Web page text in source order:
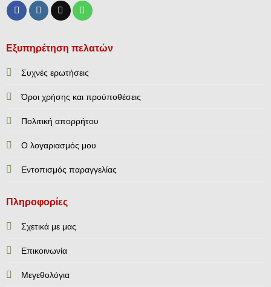
Εξυπηρέτηση πελατών
Συχνές ερωτήσεις
Όροι χρήσης και προϋποθέσεις
Πολιτική απορρήτου
Ο λογαριασμός μου
Εντοπισμός παραγγελίας
Πληροφορίες
Σχετικά με μας
Επικοινωνία
Mεγεθολόγια